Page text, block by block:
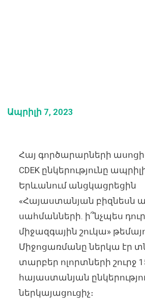
Ապրիլի 7, 2023
Հայ գործարարների
CDEK ընկերությունը
Երևանում անցկացրեցին
«Հայաստանյան բիզնեսն
սահմանների. ի՞նչպես
միջազգային շուկա»
Միջոցառմանը ներկա էր
տարբեր ոլորտների շուրջ
հայաստանյան
ներկայացուցիչ։